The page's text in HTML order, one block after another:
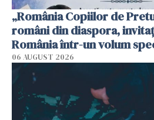
„România Copiilor de
români din diaspora,
România într-un volum
06 AUGUST 2026